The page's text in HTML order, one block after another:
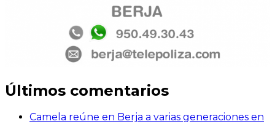
Últimos comentarios
Camela reúne en Berja a varias generaciones en